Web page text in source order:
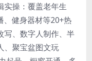
实操​​：覆盖老年生
、健身器材等20+热
写、数字人制作、半
、聚宝盆图文玩